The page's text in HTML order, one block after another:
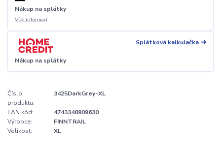
Nákup na splátky
Více informací
Splátková kalkulačka
Nákup na splátky
Číslo
produktu:
3425DarkGrey-XL
EAN kód:
4743348909630
Výrobce:
FINNTRAIL
Velikost:
XL